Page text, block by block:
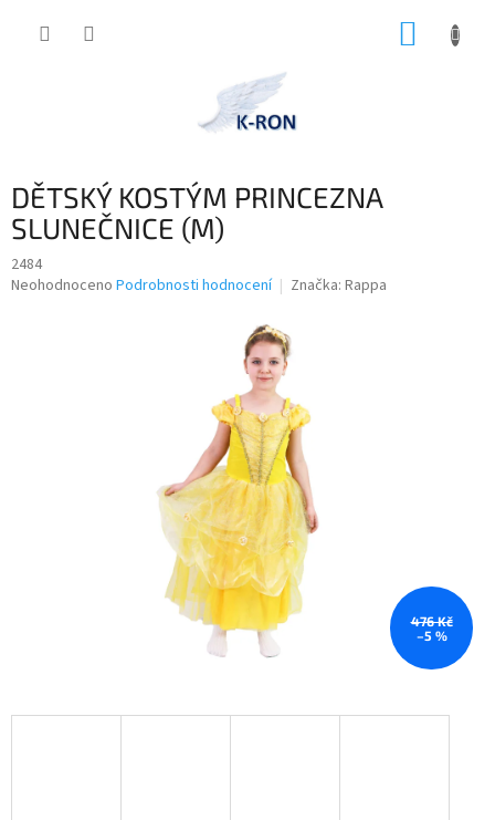
DĚTSKÝ KOSTÝM PRINCEZNA
SLUNEČNICE (M)
2484
Průměrné
Neohodnoceno Podrobnosti hodnocení Značka: Rappa
476 Kč
–5 %